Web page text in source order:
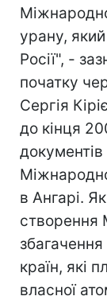
урану,
Росії", -
початку
Сергія
до кінця
в Ангарі.
створення
країн, які
власної